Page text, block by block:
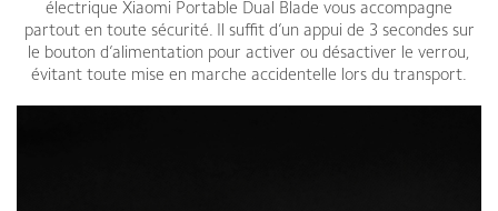
électrique Xiaomi Portable Dual Blade vous accompagne
partout en toute sécurité. Il suffit d’un appui de 3 secondes sur
le bouton d’alimentation pour activer ou désactiver le verrou,
évitant toute mise en marche accidentelle lors du transport.